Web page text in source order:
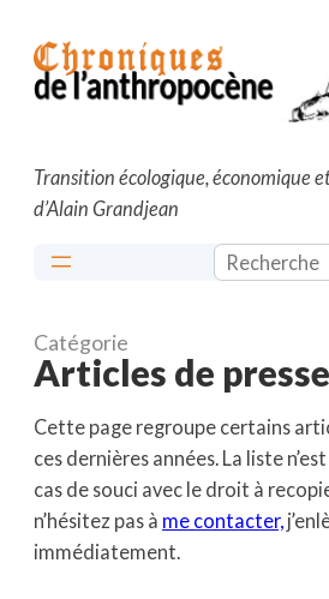
contenu
Transition écologique, économique
d’Alain Grandjean
Rechercher
Catégorie
Articles de presse
Cette page regroupe certains
ces dernières années. La liste
cas de souci avec le droit à
n’hésitez pas à me contacter,
immédiatement.